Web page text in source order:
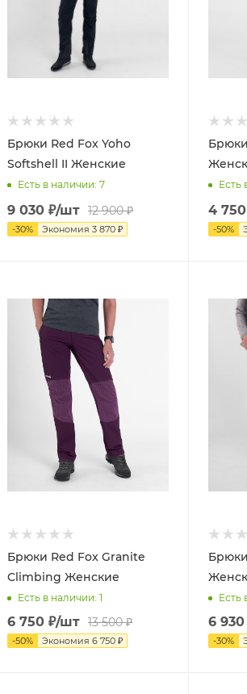
Брюки Red Fox Yoho
Softshell II Женские
Есть в наличии: 7
9 030 ₽/шт 12 900₽
-30% Экономия3 870 ₽
Есть
4 750
-50%
Брюки Red Fox Granite
Climbing Женские
Есть в наличии: 1
6 750 ₽/шт 13 500₽
-50% Экономия6 750 ₽
Есть
6 930
-30%